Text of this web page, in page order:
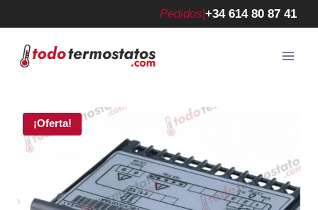
al
contenido
Pedidos|+34 614 80 87 41
¡Oferta!